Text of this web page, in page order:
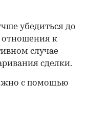
убедиться до
отношения к
случае
сделки.
с помощью